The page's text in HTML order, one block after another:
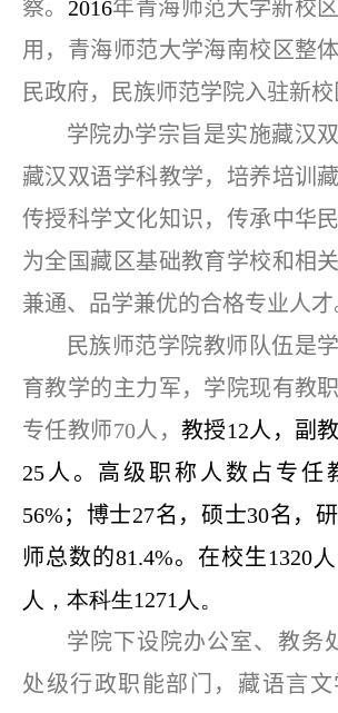
察。 2016年青海师范大学新校
用，青海师范大学海南校区整
民政府，民族师范学院入驻新校
学院办学宗旨是实施藏汉
藏汉双语学科教学，培养培训
传授科学文化知识，传承中华
为全国藏区基础教育学校和相
兼通、品学兼优的合格专业人才
民族师范学院教师队伍是
育教学的主力军，学院现有教
专任教师70人， 教授12人，副
25人。高级职称人数占专任
56%；博士27名，硕士30名，
师总数的81.4%。在校生1320
人，本科生1271人。
学院下设院办公室、教务
处级行政职能部门，藏语言